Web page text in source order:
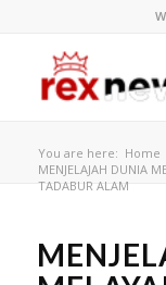
You are here: Home
MENJELAJAH DUNIA
TADABUR ALAM